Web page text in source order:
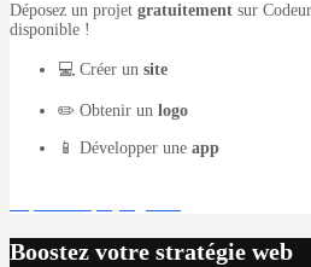
Déposez un projet gratuitement sur
disponible !
💻 Créer un site
✏️ Obtenir un logo
📱 Développer une app
Boostez votre stratégie web